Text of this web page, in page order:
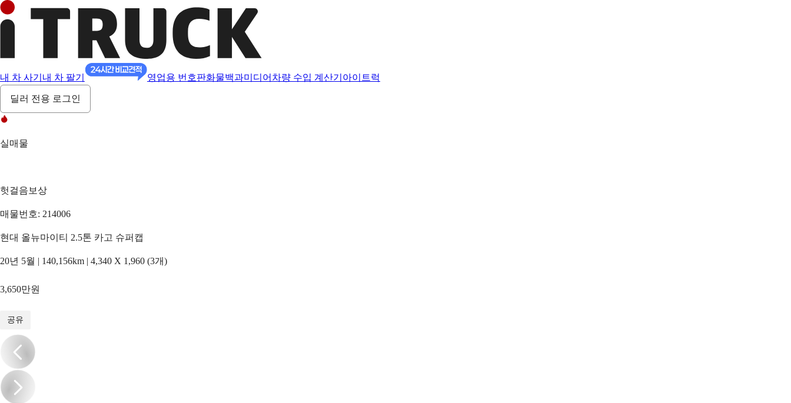
내 차 사기 내 차 팔기 영업용 번호판화물백과미디어 차량 수입 계산기 아이트럭
딜러 전용 로그인
실매물
헛걸음보상
매물번호: 214006
현대 올뉴마이티 2.5톤 카고 슈퍼캡
20년 5월 | 140,156km | 4,340 X 1,960 (3개)
3,650만원
공유
/20